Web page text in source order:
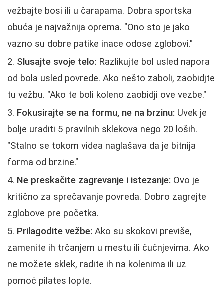
vežbajte bosi ili u čarapama. Dobra sportska
obuća je najvažnija oprema. "Ono sto je jako
vazno su dobre patike inace odose zglobovi."
Slusajte svoje telo: Razlikujte bol usled napora
od bola usled povrede. Ako nešto zaboli, zaobidjte
tu vežbu. "Ako te boli koleno zaobidji ove vezbe."
Fokusirajte se na formu, ne na brzinu: Uvek je
bolje uraditi 5 pravilnih sklekova nego 20 loših.
"Stalno se tokom videa naglašava da je bitnija
forma od brzine."
Ne preskačite zagrevanje i istezanje: Ovo je
kritično za sprečavanje povreda. Dobro zagrejte
zglobove pre početka.
Prilagodite vežbe: Ako su skokovi previše,
zamenite ih trčanjem u mestu ili čučnjevima. Ako
ne možete sklek, radite ih na kolenima ili uz
pomoć pilates lopte.